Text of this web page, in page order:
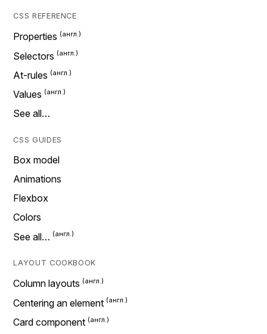
CSS REFERENCE
Properties
Selectors
At-rules
Values
See all…
CSS GUIDES
Box model
Animations
Flexbox
Colors
See all…
LAYOUT COOKBOOK
Column layouts
Centering an element
Card component